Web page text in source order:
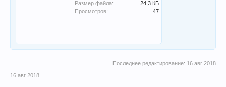
Размер файла:
24,3 КБ
Просмотров:
47
Последнее редактирование: 16 авг 2018
16 авг 2018